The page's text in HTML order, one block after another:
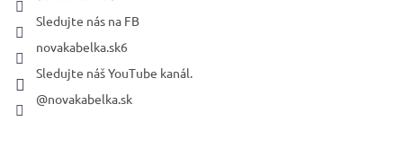
Sledujte nás na FB
novakabelka.sk6
Sledujte náš YouTube kanál.
@novakabelka.sk